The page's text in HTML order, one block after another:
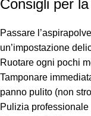
Consigli per
Passare
un’impostazione
Ruotare ogni pochi
Tamponare
panno pulito (non
Pulizia